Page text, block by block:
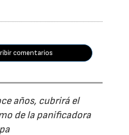
comentarios
años, cubrirá el
de la panificadora